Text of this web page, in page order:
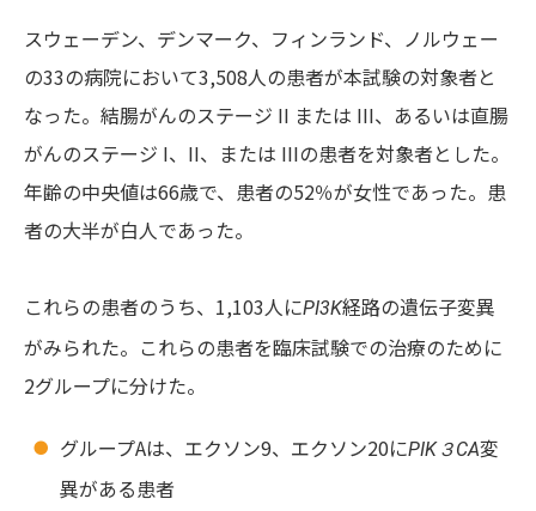
スウェーデン、デンマーク、フィンランド、ノルウェー
の33の病院において3,508人の患者が本試験の対象者と
なった。結腸がんのステージ II または III、あるいは直腸
がんのステージ I、II、または IIIの患者を対象者とした。
年齢の中央値は66歳で、患者の52％が女性であった。患
者の大半が白人であった。
これらの患者のうち、1,103人にPI3K経路の遺伝子変異
がみられた。これらの患者を臨床試験での治療のために
2グループに分けた。
グループAは、エクソン9、エクソン20にPIK３CA変
異がある患者